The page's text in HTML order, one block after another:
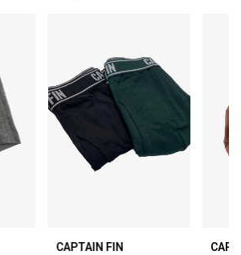
CAPTAIN FIN